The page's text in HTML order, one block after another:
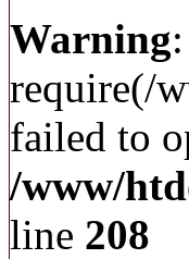
Warning:
require(/
failed to
/www/
line 208